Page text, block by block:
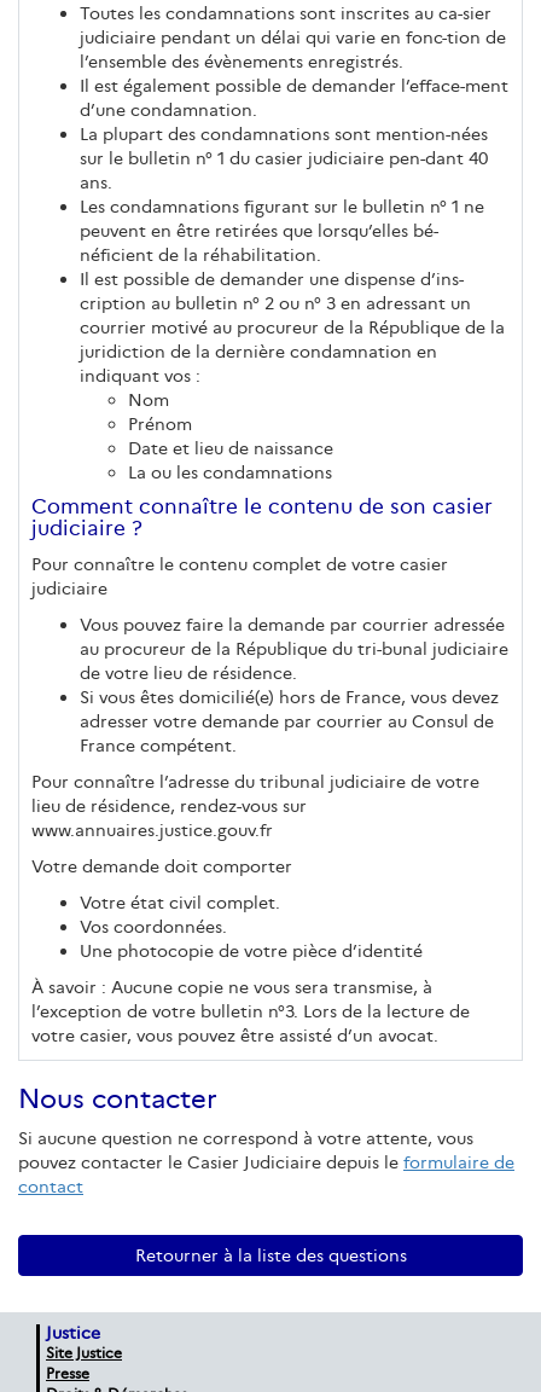
Toutes les condamnations sont inscrites au ca-sier
judiciaire pendant un délai qui varie en fonc-tion de
l’ensemble des évènements enregistrés.
Il est également possible de demander l’efface-ment
d’une condamnation.
La plupart des condamnations sont mention-nées
sur le bulletin n° 1 du casier judiciaire pen-dant 40
ans.
Les condamnations figurant sur le bulletin n° 1 ne
peuvent en être retirées que lorsqu’elles bé-
néficient de la réhabilitation.
Il est possible de demander une dispense d’ins-
cription au bulletin n° 2 ou n° 3 en adressant un
courrier motivé au procureur de la République de la
juridiction de la dernière condamnation en
indiquant vos :
Nom
Prénom
Date et lieu de naissance
La ou les condamnations
Comment connaître le contenu de son casier
judiciaire ?
Pour connaître le contenu complet de votre casier
judiciaire
Vous pouvez faire la demande par courrier adressée
au procureur de la République du tri-bunal judiciaire
de votre lieu de résidence.
Si vous êtes domicilié(e) hors de France, vous devez
adresser votre demande par courrier au Consul de
France compétent.
Pour connaître l’adresse du tribunal judiciaire de votre
lieu de résidence, rendez-vous sur
www.annuaires.justice.gouv.fr
Votre demande doit comporter
Votre état civil complet.
Vos coordonnées.
Une photocopie de votre pièce d’identité
À savoir : Aucune copie ne vous sera transmise, à
l’exception de votre bulletin n°3. Lors de la lecture de
votre casier, vous pouvez être assisté d’un avocat.
Nous contacter
Si aucune question ne correspond à votre attente, vous
pouvez contacter le Casier Judiciaire depuis le formulaire de
contact
Retourner à la liste des questions
Justice
Site Justice
Presse